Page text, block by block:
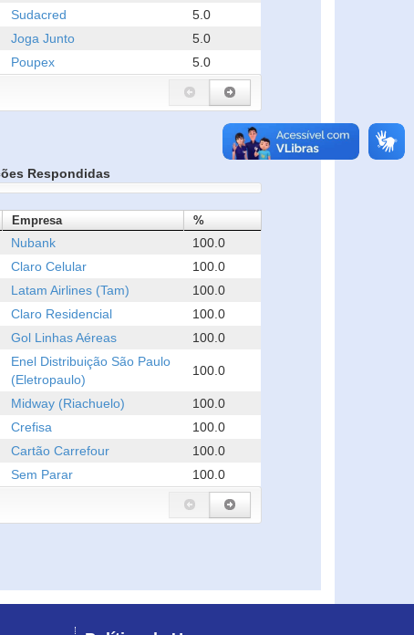
Sudacred
5.0
Joga Junto
5.0
Poupex 5.0
Respondidas
Empresa %
Nubank
100.0
Claro Celular
100.0
Latam Airlines (Tam)
100.0
Claro Residencial
100.0
Gol Linhas Aéreas 100.0
Enel Distribuição São Paulo
(Eletropaulo)
100.0
Midway (Riachuelo)
100.0
Crefisa
100.0
Cartão Carrefour
100.0
Sem Parar 100.0